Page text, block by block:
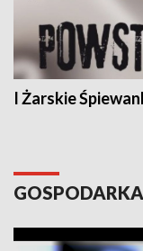
I Żarskie
GOSPODARKA